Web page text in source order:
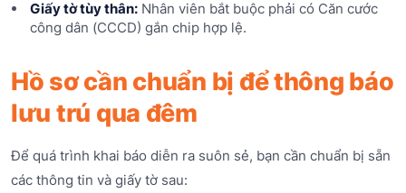
Giấy tờ tùy thân:Nhân viên bắt buộc phải có Căn cước
công dân (CCCD) gắn chip hợp lệ.
Hồ sơ cần chuẩn bị để thông báo
lưu trú qua đêm
Để quá trình khai báo diễn ra suôn sẻ, bạn cần chuẩn bị sẵn
các thông tin và giấy tờ sau: